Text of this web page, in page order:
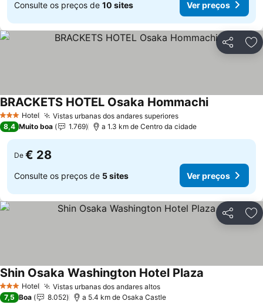
Consulte os preços de 10 sites Ver preços
Partilhar
3 EstrelasHotel Vistas urbanas dos andares superioresVer preços
BRACKETS HOTEL Osaka HommachiVer preços
8,4 Muito boa 1.769 a 1.3 km de Centro da cidade
De € 28
Consulte os preços de 5 sites Ver preços
Partilhar
3 EstrelasHotel Vistas urbanas dos andares altosVer preços
Shin Osaka Washington Hotel Plaza
7,5 Boa 8.052 a 5.4 km de Osaka Castle